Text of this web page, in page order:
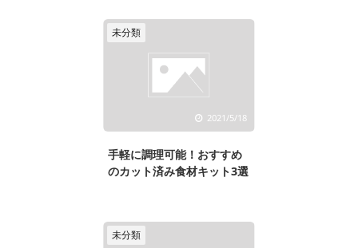
未分類
2021/5/18
手軽に調理可能！おすすめ
のカット済み食材キット3選
未分類